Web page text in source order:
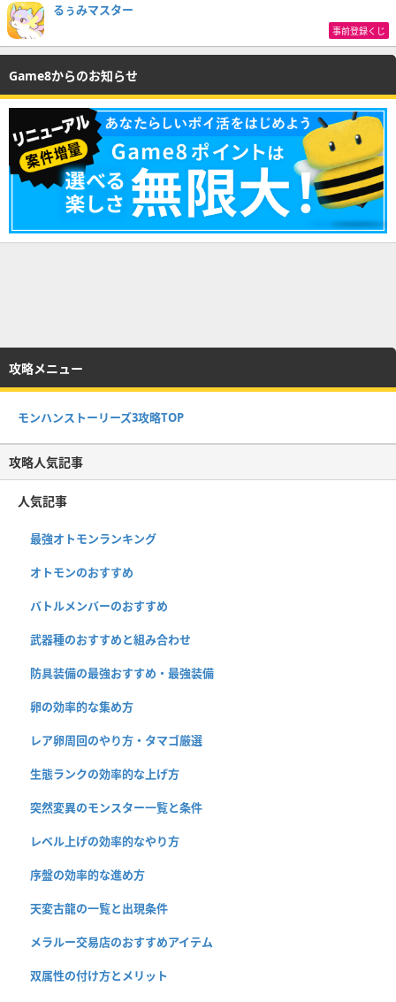
るぅみマスター
事前登録くじ
Game8からのお知らせ
攻略メニュー
モンハンストーリーズ3攻略TOP
攻略人気記事
人気記事
最強オトモンランキング
オトモンのおすすめ
バトルメンバーのおすすめ
武器種のおすすめと組み合わせ
防具装備の最強おすすめ・最強装備
卵の効率的な集め方
レア卵周回のやり方・タマゴ厳選
生態ランクの効率的な上げ方
突然変異のモンスター一覧と条件
レベル上げの効率的なやり方
序盤の効率的な進め方
天変古龍の一覧と出現条件
メラルー交易店のおすすめアイテム
双属性の付け方とメリット